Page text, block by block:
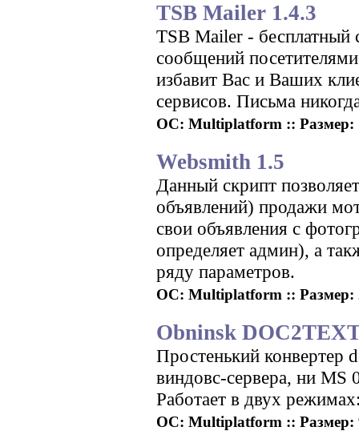
TSB Mailer 1.4.3
TSB Mailer - бесплатный
сообщений
избавит Вас и Ваших
сервисов. Письма
ОС: Multiplatform :: Размер:
Websmith 1.5
Данный скрипт
объявлений) продажи
свои объявления с
определяет админ), а
ряду параметров.
ОС: Multiplatform :: Размер:
Obninsk
Простенький конвертер
виндовс-сервера, ни MS
Работает в двух
ОС: Multiplatform :: Размер: